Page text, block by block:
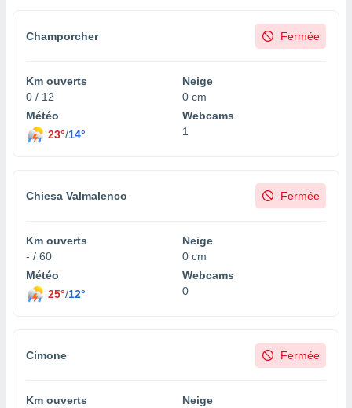
Champorcher Fermée
Km ouverts
0 / 12
Neige
0 cm
Météo
23°/14°
Webcams
1
Chiesa Valmalenco Fermée
Km ouverts
- / 60
Neige
0 cm
Météo
25°/12°
Webcams
0
Cimone Fermée
Km ouverts
Neige